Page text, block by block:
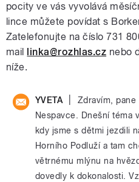
pocity ve vás vyvolává
lince můžete povídat s
Zatelefonujte na číslo 731
mail linka@rozhlas.cz nebo
níže.
YVETA
Zdravím, pane
Nespavce. Dnešní téma
kdy jsme s dětmi jezdili
Horního Podluží a tam
větrnému mlýnu na
dovedly k dokonalosti.